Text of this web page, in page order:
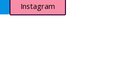
Instagram